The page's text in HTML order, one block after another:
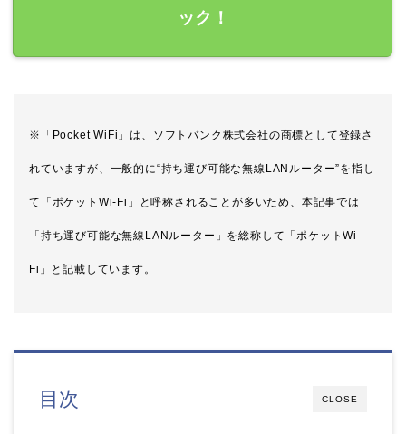
ック！
※「Pocket WiFi」は、ソフトバンク株式会社の商標として登録さ
れていますが、一般的に“持ち運び可能な無線LANルーター”を指し
て「ポケットWi-Fi」と呼称されることが多いため、本記事では
「持ち運び可能な無線LANルーター」を総称して「ポケットWi-
Fi」と記載しています。
CLOSE
目次